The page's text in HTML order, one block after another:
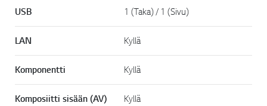
USB 1 (Taka) / 1 (Sivu)
LAN Kyllä
Komponentti Kyllä
Komposiitti sisään (AV) Kyllä